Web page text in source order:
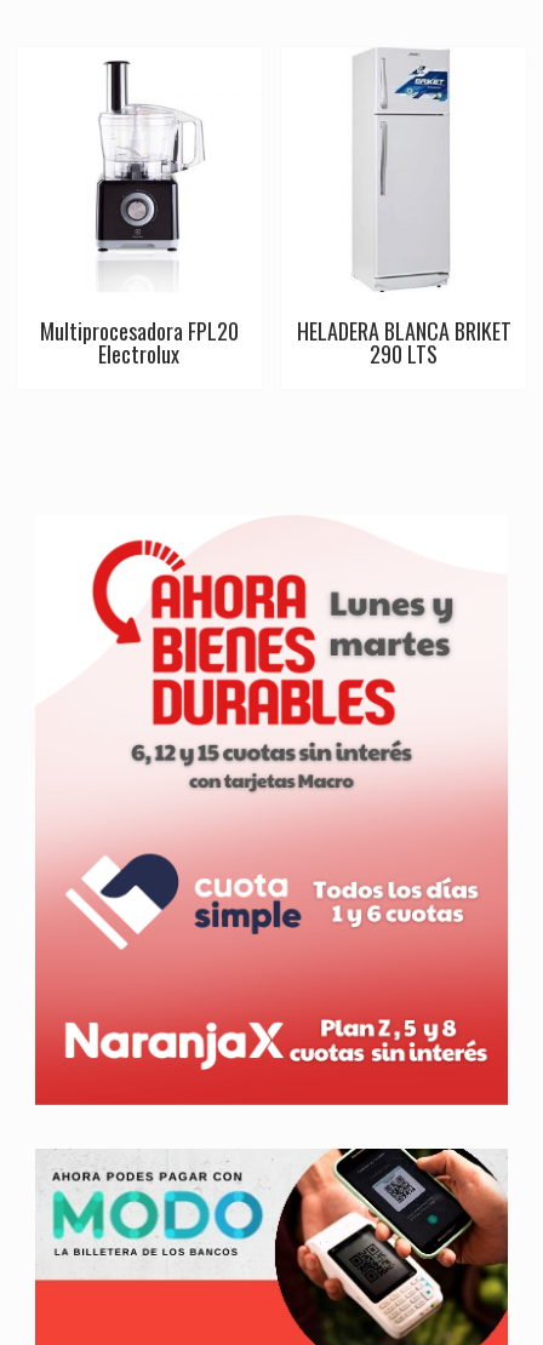
Multiprocesadora FPL20
Electrolux
HELADERA BLANCA BRIKET
290 LTS